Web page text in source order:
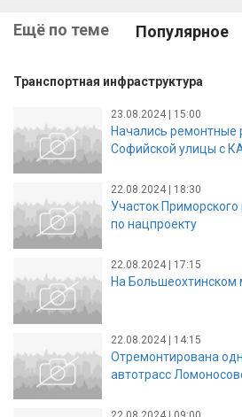
Ещё по теме Популярное
Транспортная инфраструктура
23.08.2024 | 15:00
Начались ремонтные
Софийской улицы с
22.08.2024 | 18:30
Участок
по нацпроекту
22.08.2024 | 17:15
На Большеохтинском
22.08.2024 | 14:15
Отремонтирована
автотрасс